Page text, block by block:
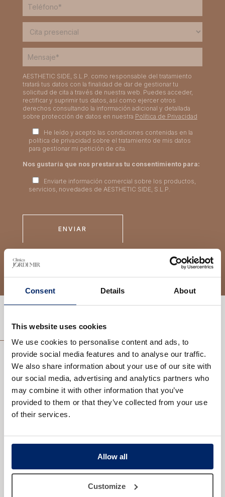
Consent Details About
This website uses cookies
We use cookies to personalise content and ads, to
provide social media features and to analyse our traffic.
We also share information about your use of our site with
our social media, advertising and analytics partners who
may combine it with other information that you’ve
provided to them or that they’ve collected from your use
of their services.
Allow all
Customize
AESTHETIC SIDE, S.L.P. como responsable del tratamiento
tratará tus datos con la finalidad de dar de gestionar tu
solicitud de cita a través de nuestra web. Puedes acceder,
rectificar y suprimir tus datos, así como ejercer otros
derechos consultando la información adicional y detallada
sobre protección de datos en nuestra Política de Privacidad
He leído y acepto las condiciones contenidas en la
política de privacidad sobre el tratamiento de mis datos
para gestionar mi petición de cita.
Nos gustaría que nos prestaras tu consentimiento para:
Enviarte información comercial sobre los productos,
servicios, novedades de AESTHETIC SIDE, S.L.P.
Información médica
¿Para quienes está indicado el
lifting corporal?
Preoperatorio
son aquellas que ya han alcanzado su
peso ideal y que están preocupadas por el
“descolgamiento” de la piel abdominal y de la